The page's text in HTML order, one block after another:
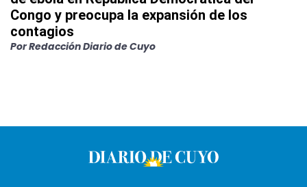
Congo y preocupa la expansión de los
contagios
PorRedacción Diario de Cuyo